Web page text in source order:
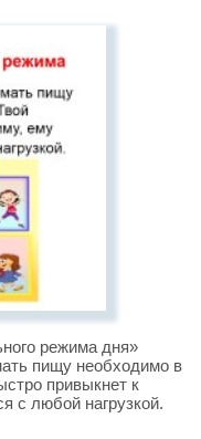
режима дня»
пищу необходимо в
привыкнет к
с любой нагрузкой.